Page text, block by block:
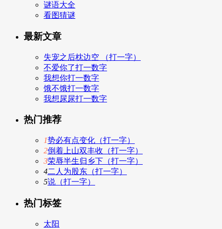
谜语大全
看图猜谜
最新文章
失宠之后枕边空 （打一字）
不爱你了打一数字
我想你打一数字
饿不饿打一数字
我想尿尿打一数字
热门推荐
1势必有点变化（打一字）
2倒着上山双丰收（打一字）
3荣辱半生归乡下（打一字）
4二人为股东（打一字）
5说（打一字）
热门标签
太阳